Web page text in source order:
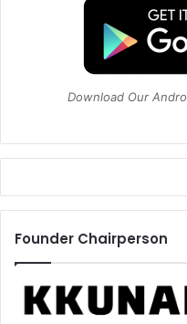
Download Our
Founder Chairperson